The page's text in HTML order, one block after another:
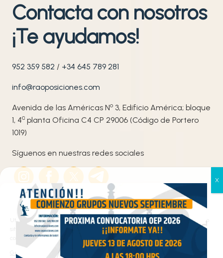
Gestionar el consentimiento
de las cookies
Utilizamos cookies propias y de terceros para analizar el tráfico en nuestro
sitio web y personalizar el contenido. Puede aceptar todas las cookies,
configurarlas según sus preferencias o rechazarlas.
Gestionar los servicios
Contacta con nosotros
¡Te ayudamos!
952 359 582 / +34 645 789 281
info@raoposiciones.com
Avenida de las Américas No 3, Edificio América; bloque
1, 4ª planta Oficina C4 CP 29006 (Código de Portero
1019)
Síguenos en nuestras redes sociales
Haz clic en «Estoy de acuerdo» para activar